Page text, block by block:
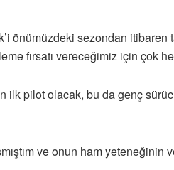
önümüzdeki sezondan itibaren
fırsatı vereceğimiz için çok
ilk pilot olacak, bu da genç
ve onun ham